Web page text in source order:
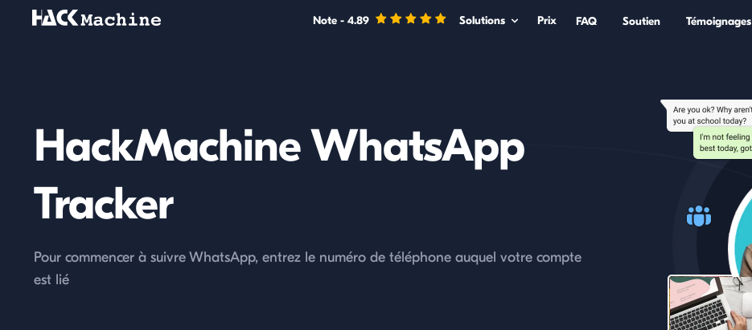
Note - 4.89 Solutions Prix FAQ Soutien Témoignages
HackMachine WhatsApp
Tracker
Pour commencer à suivre WhatsApp, entrez le numéro de téléphone auquel votre compte
est lié